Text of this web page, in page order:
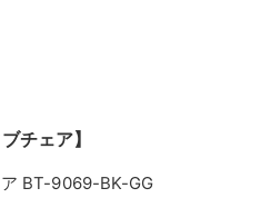
チェア】
BT-9069-BK-GG